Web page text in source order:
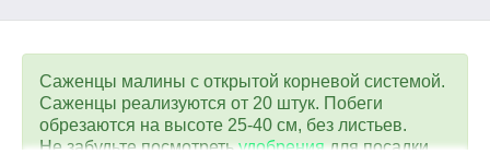
Саженцы малины с открытой корневой системой.
Саженцы реализуются от 20 штук. Побеги
обрезаются на высоте 25-40 см, без листьев.
Не забудьте посмотретьудобрениядля посадки